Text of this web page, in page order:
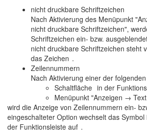
nicht druckbare Schriftzeichen
Nach Aktivierung des Menüpunkt
nicht druckbare Schriftzeichen",
Schriftzeichen ein- bzw.
nicht druckbare Schriftzeichen steht
das Zeichen .
Zeilennummern
Nach Aktivierung einer der
Schaltfläche in der
Menüpunkt "Anzeigen →
wird die Anzeige von Zeilennummern ein-
eingeschalteter Option wechselt das
der Funktionsleiste auf .